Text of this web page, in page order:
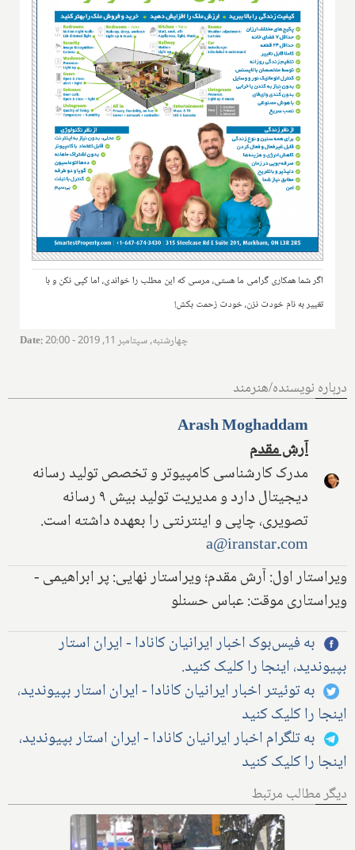
اگر شما همکاری گرامی ما هستی، مرسی که این مطلب را خواندی، اما کپی نکن و با
تغییر به نام خودت نزن، خودت زحمت بکش!
Date: چهارشنبه, سپتامبر 11, 2019 - 20:00
درباره نویسنده/هنرمند
Arash Moghaddam
آرش مقدم
مدرک کارشناسی کامپیوتر و تخصص تولید رسانه
دیجیتال دارد و مدیریت تولید بیش ۹ رسانه
تصویری، چاپی و اینترنتی را بعهده داشته است.
a@iranstar.com
ویراستار اول: آرش مقدم؛ ویراستار نهایی: پر ابراهیمی -
ویراستاری موقت: عباس حسنلو
به فیس‌بوک اخبار ایرانیان کانادا - ایران استار
بپیوندید، اینجا را کلیک کنید.
به توئیتر اخبار ایرانیان کانادا - ایران استار بپیوندید،
اینجا را کلیک کنید
به تلگرام اخبار ایرانیان کانادا - ایران استار بپیوندید،
اینجا را کلیک کنید
دیگر مطالب مرتبط